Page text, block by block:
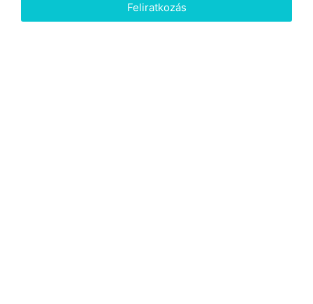
Feliratkozás